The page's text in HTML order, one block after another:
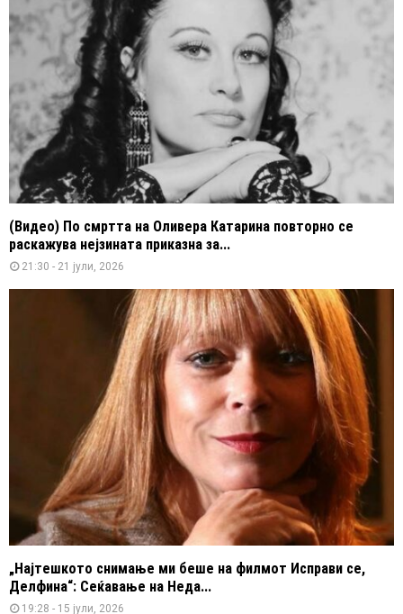
(Видео) По смртта на Оливера Катарина повторно се
раскажува нејзината приказна за...
21:30 - 21 јули, 2026
„Најтешкото снимање ми беше на филмот Исправи се,
Делфина“: Сеќавање на Неда...
19:28 - 15 јули, 2026